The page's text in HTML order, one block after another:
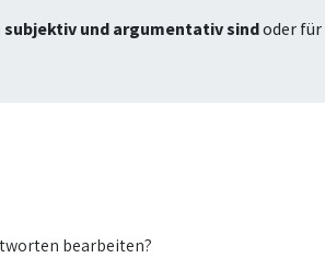
subjektiv und argumentativ sindoder für
bearbeiten?